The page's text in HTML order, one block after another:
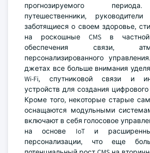
прогнозируемого
путешественники,
заботящиеся о своем здоровье,
на роскошные CMS в
обеспечения связи,
персонализированного
джетах все больше внимания
Wi-Fi, спутниковой связи и
устройств для создания
Кроме того, некоторые старые
оснащаются модульными
включают в себя голосовое
на основе IoT и
персонализации, что еще